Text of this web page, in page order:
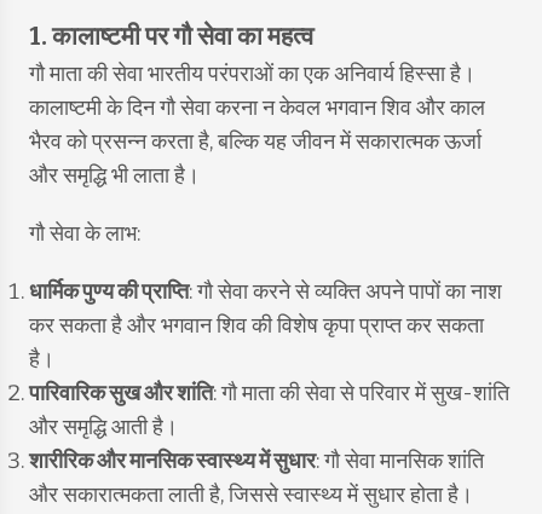
1. कालाष्टमी पर गौ सेवा का महत्व
गौ माता की सेवा भारतीय परंपराओं का एक अनिवार्य हिस्सा है।
कालाष्टमी के दिन गौ सेवा करना न केवल भगवान शिव और काल
भैरव को प्रसन्न करता है, बल्कि यह जीवन में सकारात्मक ऊर्जा
और समृद्धि भी लाता है।
गौ सेवा के लाभ:
धार्मिक पुण्य की प्राप्ति: गौ सेवा करने से व्यक्ति अपने पापों का नाश
कर सकता है और भगवान शिव की विशेष कृपा प्राप्त कर सकता
है।
पारिवारिक सुख और शांति: गौ माता की सेवा से परिवार में सुख-शांति
और समृद्धि आती है।
शारीरिक और मानसिक स्वास्थ्य में सुधार: गौ सेवा मानसिक शांति
और सकारात्मकता लाती है, जिससे स्वास्थ्य में सुधार होता है।